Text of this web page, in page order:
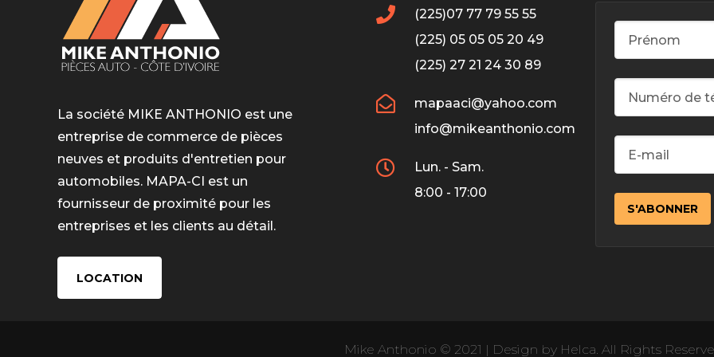
La société MIKE ANTHONIO est une
entreprise de commerce de pièces
neuves et produits d'entretien pour
automobiles. MAPA-CI est un
fournisseur de proximité pour les
entreprises et les clients au détail.
LOCATION
(225)07 77 79 55 55
(225) 05 05 05 20 49
(225) 27 21 24 30 89
mapaaci@yahoo.com
info@mikeanthonio.com
Lun. - Sam.
8:00 - 17:00
Mike Anthonio © 2021 | Design by Helca. All Rights